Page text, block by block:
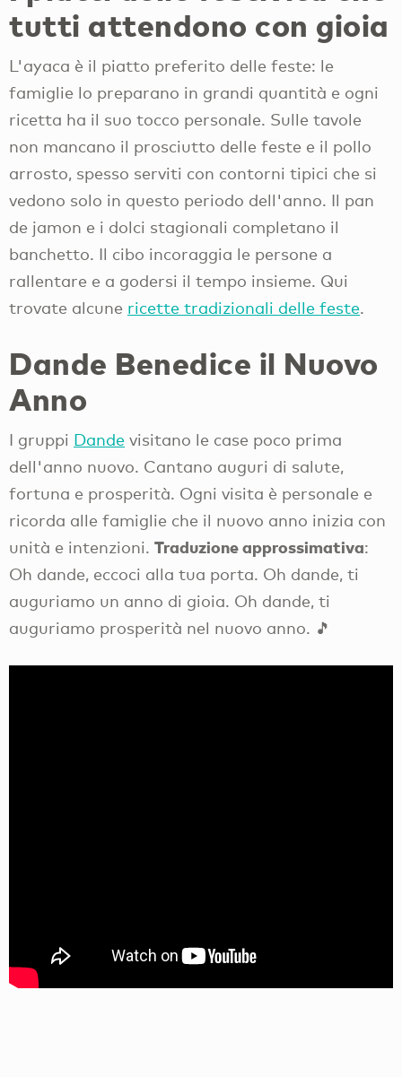
tutti attendono con gioia
L'ayaca è il piatto preferito delle feste: le
famiglie lo preparano in grandi quantità e ogni
ricetta ha il suo tocco personale. Sulle tavole
non mancano il prosciutto delle feste e il pollo
arrosto, spesso serviti con contorni tipici che si
vedono solo in questo periodo dell'anno. Il pan
de jamon e i dolci stagionali completano il
banchetto. Il cibo incoraggia le persone a
rallentare e a godersi il tempo insieme. Qui
trovate alcune ricette tradizionali delle feste.
Dande Benedice il Nuovo
Anno
I gruppi Dande visitano le case poco prima
dell'anno nuovo. Cantano auguri di salute,
fortuna e prosperità. Ogni visita è personale e
ricorda alle famiglie che il nuovo anno inizia con
unità e intenzioni. Traduzione approssimativa:
Oh dande, eccoci alla tua porta. Oh dande, ti
auguriamo un anno di gioia. Oh dande, ti
auguriamo prosperità nel nuovo anno. 🎵